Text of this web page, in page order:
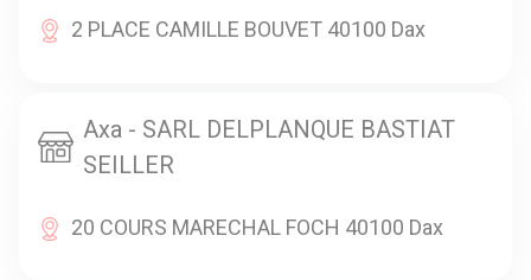
2 PLACE CAMILLE BOUVET 40100 Dax
Axa - SARL DELPLANQUE BASTIAT
SEILLER
20 COURS MARECHAL FOCH 40100 Dax